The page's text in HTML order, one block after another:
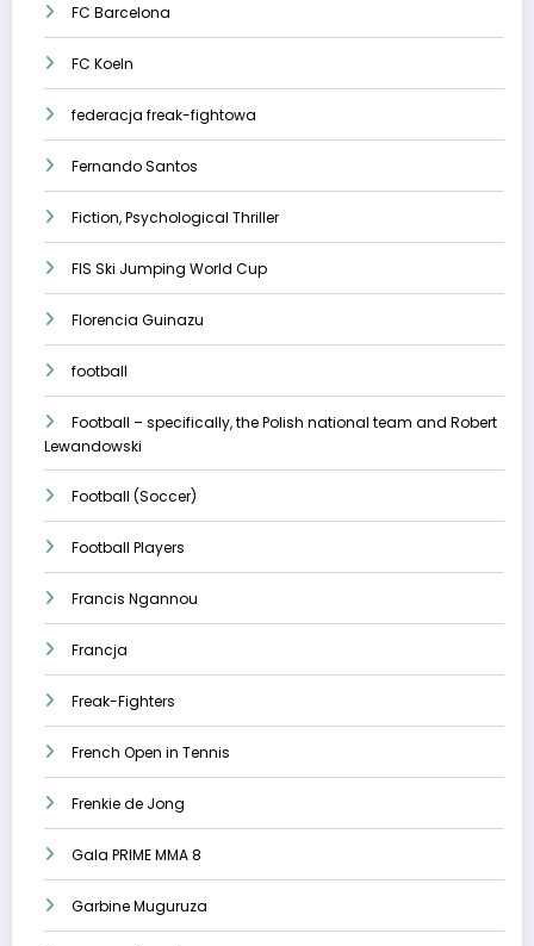
FC Barcelona
FC Koeln
federacja freak-fightowa
Fernando Santos
Fiction, Psychological Thriller
FIS Ski Jumping World Cup
Florencia Guinazu
football
Football – specifically, the Polish national team and Robert
Lewandowski
Football (Soccer)
Football Players
Francis Ngannou
Francja
Freak-Fighters
French Open in Tennis
Frenkie de Jong
Gala PRIME MMA 8
Garbine Muguruza